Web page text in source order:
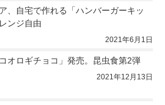
、自宅で作れる「ハンバーガーキッ
ンジ自由
2021年6月1日
オロギチョコ」発売。昆虫食第2弾
2021年12月13日